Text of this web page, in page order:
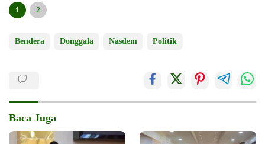
1 2
Bendera Donggala Nasdem Politik
Baca Juga